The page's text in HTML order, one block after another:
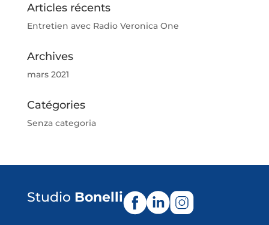
Articles récents
Entretien avec Radio Veronica One
Archives
mars 2021
Catégories
Senza categoria
Studio Bonelli